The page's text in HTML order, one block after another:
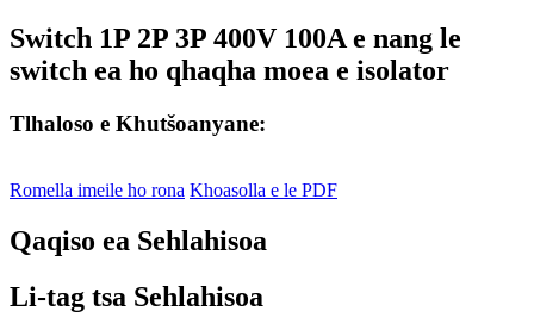
Switch 1P 2P 3P 400V 100A e nang le
switch ea ho qhaqha moea e isolator
Tlhaloso e Khutšoanyane:
Romella imeile ho rona Khoasolla e le PDF
Qaqiso ea Sehlahisoa
Li-tag tsa Sehlahisoa